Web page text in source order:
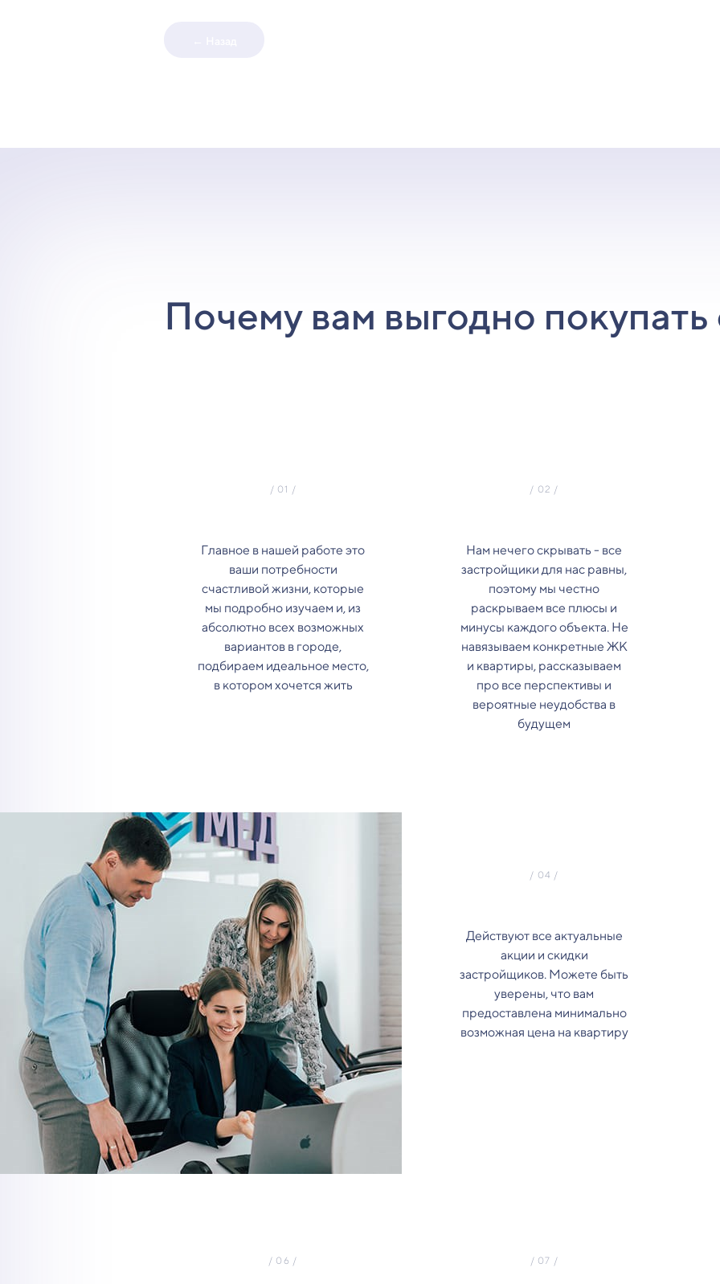
Почему вам выгодно покупать
Главное в нашей работе это
ваши потребности
счастливой жизни, которые
мы подробно изучаем и, из
абсолютно всех возможных
вариантов в городе,
подбираем идеальное место,
в котором хочется жить
Нам нечего скрывать - все
застройщики для нас равны,
поэтому мы честно
раскрываем все плюсы и
минусы каждого объекта. Не
навязываем конкретные ЖК
и квартиры, рассказываем
про все перспективы и
вероятные неудобства в
будущем
Действуют все актуальные
акции и скидки
застройщиков. Можете быть
уверены, что вам
предоставлена минимально
возможная цена на квартиру